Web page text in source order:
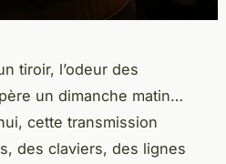
tiroir, l’odeur des
un dimanche matin…
cette transmission
des claviers, des lignes